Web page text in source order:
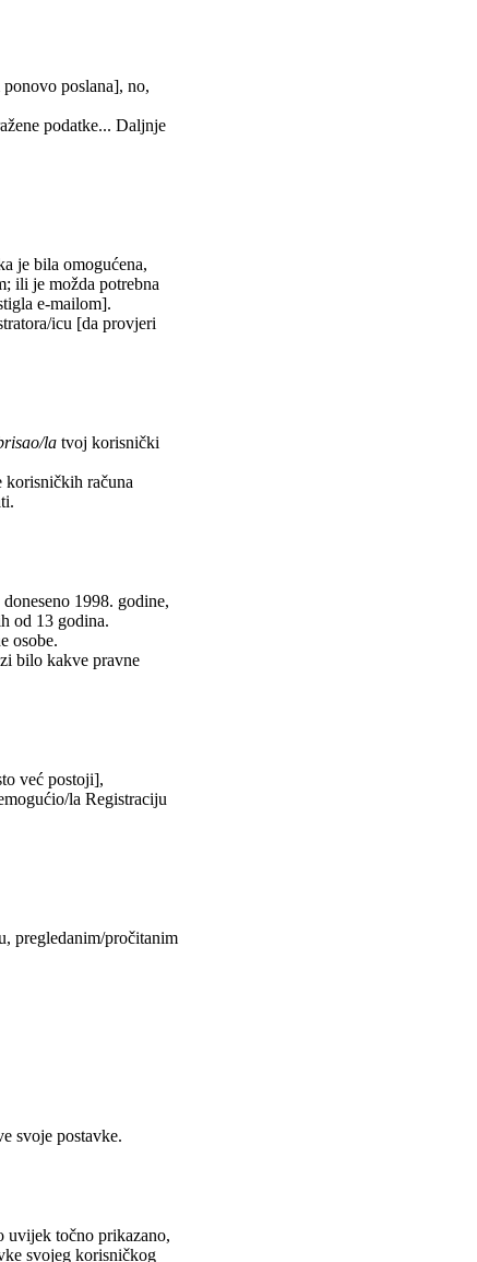
poslana], no,
podatke... Daljnje
je bila omogućena,
ili je možda potrebna
e-mailom].
icu [da provjeri
la tvoj korisnički
korisničkih računa
1998. godine,
od 13 godina.
osobe.
bilo kakve pravne
već postoji],
la Registraciju
pregledanim/pročitanim
svoje postavke.
uvijek točno prikazano,
svojeg korisničkog